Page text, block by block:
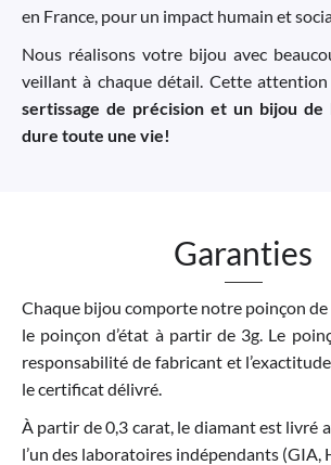
en France, pour un impact humain et
Nous réalisons votre bijou avec
veillant à chaque détail. Cette
sertissage de précision et un bijou
dure toute une vie!
Garanties
Chaque bijou comporte notre poinçon
le poinçon d’état à partir de 3g. Le
responsabilité de fabricant et
le certificat délivré.
À partir de 0,3 carat, le diamant est livré
l’un des laboratoires indépendants (GIA,